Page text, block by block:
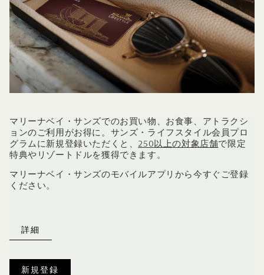
マリーナベイ・サンズでのお買い物、お食事、アトラクシ
ョンのご利用がお得に。サンズ・ライフスタイル会員プロ
グラムに新規登録いただくと、 250以上の対象店舗で限定
特典やリゾートドルを獲得できます。
マリーナベイ・サンズのモバイルアプリから今すぐご登録
ください。
詳細
新規登録